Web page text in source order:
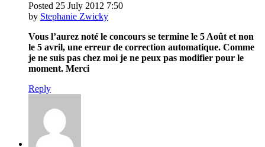
Posted 25 July 2012 7:50
by Stephanie Zwicky
Vous l’aurez noté le concours se termine le 5 Août et non
le 5 avril, une erreur de correction automatique. Comme
je ne suis pas chez moi je ne peux pas modifier pour le
moment. Merci
Reply